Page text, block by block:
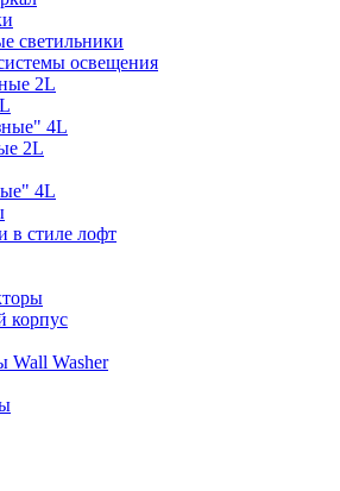
светильники
освещения
2L
4L
2L
4L
в стиле лофт
корпус
Wall Washer